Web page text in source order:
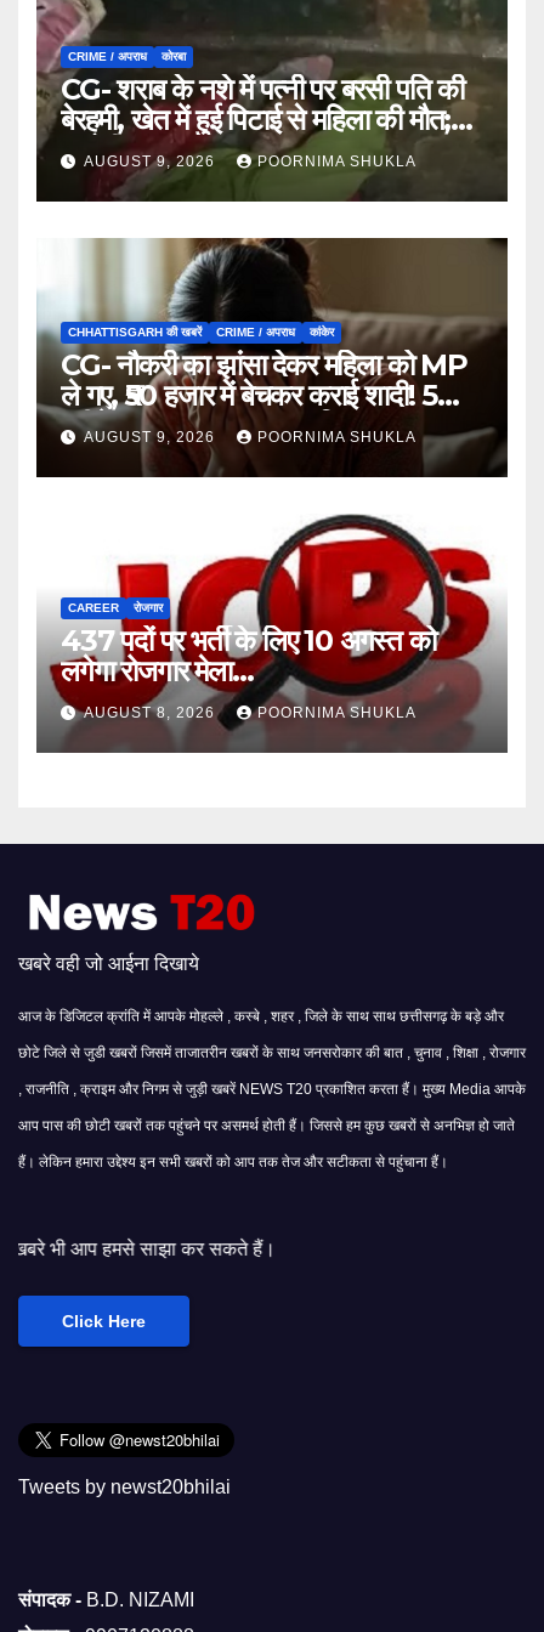
CRIME / अपराध कोरबा
CG- शराब के नशे में पत्नी पर बरसी पति की
बेरहमी, खेत में हुई पिटाई से महिला की मौत;
आरोपी फरार…
AUGUST 9, 2026 POORNIMA SHUKLA
CHHATTISGARH की खबरें CRIME / अपराध कांकेर
CG- नौकरी का झांसा देकर महिला को MP
ले गए, ₹50 हजार में बेचकर कराई शादी! 5
महीने बाद खुला पूरा राज, 3 गिरफ्तार…
AUGUST 9, 2026 POORNIMA SHUKLA
CAREER रोजगार
437 पदों पर भर्ती के लिए 10 अगस्त को
लगेगा रोजगार मेला…
AUGUST 8, 2026 POORNIMA SHUKLA
खबरे वही जो आईना दिखाये
आज के डिजिटल क्रांति में आपके मोहल्ले , कस्बे , शहर , जिले के साथ साथ छत्तीसगढ़ के बड़े और
छोटे जिले से जुडी खबरों जिसमें ताजातरीन खबरों के साथ जनसरोकार की बात , चुनाव , शिक्षा , रोजगार
, राजनीति , क्राइम और निगम से जुड़ी खबरें NEWS T20 प्रकाशित करता हैं। मुख्य Media आपके
आप पास की छोटी खबरों तक पहुंचने पर असमर्थ होती हैं। जिससे हम कुछ खबरों से अनभिज्ञ हो जाते
हैं। लेकिन हमारा उद्देश्य इन सभी खबरों को आप तक तेज और सटीकता से पहुंचाना हैं।
कर सकते हैं।
Click Here
Tweets by newst20bhilai
संपादक - B.D. NIZAMI